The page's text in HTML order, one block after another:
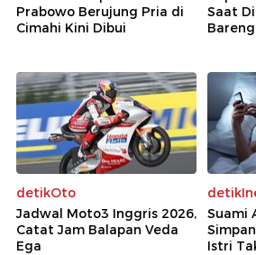
Prabowo Berujung Pria di
Cimahi Kini Dibui
Saat
detikOto
Jadwal Moto3 Inggris 2026,
Catat Jam Balapan Veda
Ega
Suami
Istri